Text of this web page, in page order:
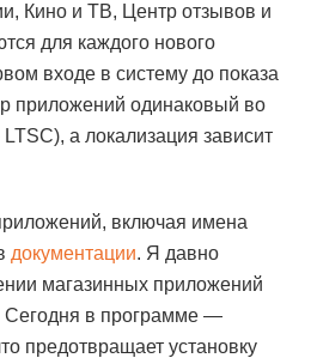
Кино и ТВ, Центр отзывов и
для каждого нового
входе в систему до показа
приложений одинаковый во
а локализация зависит
включая имена
документации. Я давно
магазинных приложений
в программе —
предотвращает установку